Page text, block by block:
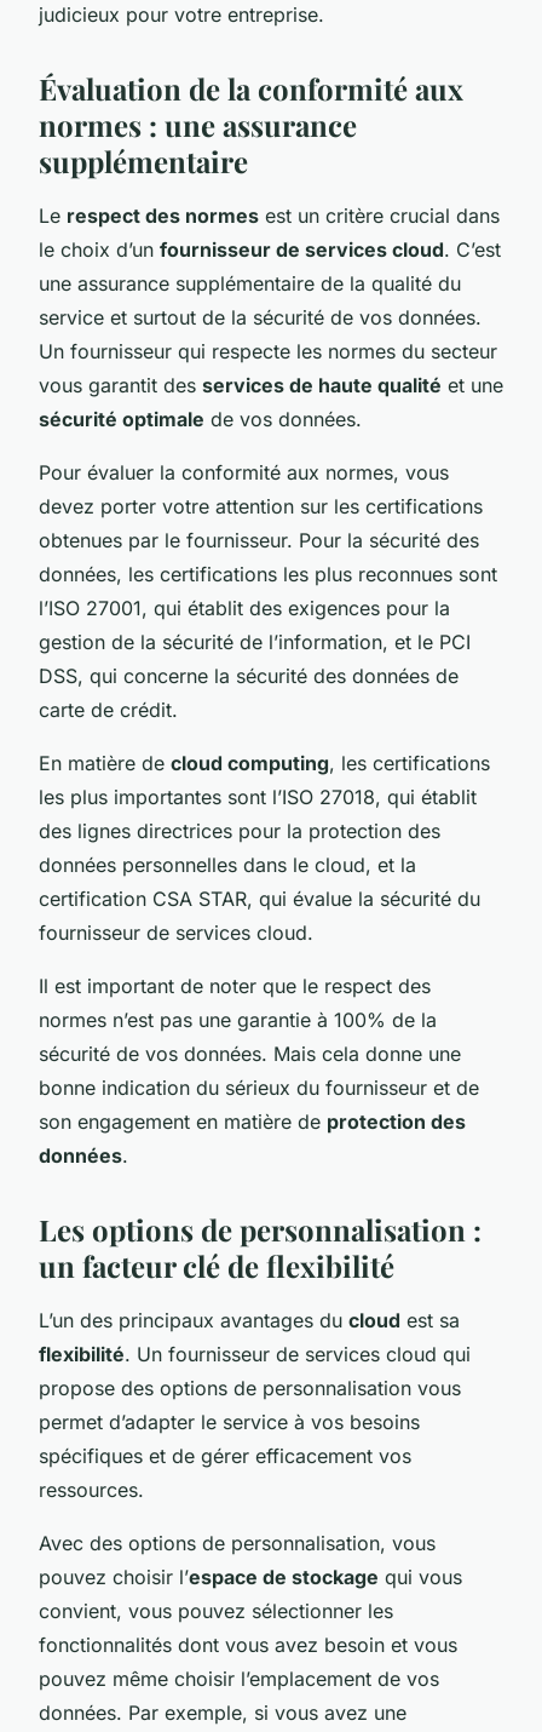
judicieux pour votre entreprise.
Évaluation de la conformité aux
normes : une assurance
supplémentaire
Le respect des normes est un critère crucial dans
le choix d’un fournisseur de services cloud. C’est
une assurance supplémentaire de la qualité du
service et surtout de la sécurité de vos données.
Un fournisseur qui respecte les normes du secteur
vous garantit des services de haute qualité et une
sécurité optimale de vos données.
Pour évaluer la conformité aux normes, vous
devez porter votre attention sur les certifications
obtenues par le fournisseur. Pour la sécurité des
données, les certifications les plus reconnues sont
l’ISO 27001, qui établit des exigences pour la
gestion de la sécurité de l’information, et le PCI
DSS, qui concerne la sécurité des données de
carte de crédit.
En matière de cloud computing, les certifications
les plus importantes sont l’ISO 27018, qui établit
des lignes directrices pour la protection des
données personnelles dans le cloud, et la
certification CSA STAR, qui évalue la sécurité du
fournisseur de services cloud.
Il est important de noter que le respect des
normes n’est pas une garantie à 100% de la
sécurité de vos données. Mais cela donne une
bonne indication du sérieux du fournisseur et de
son engagement en matière de protection des
données.
Les options de personnalisation :
un facteur clé de flexibilité
L’un des principaux avantages du cloud est sa
flexibilité. Un fournisseur de services cloud qui
propose des options de personnalisation vous
permet d’adapter le service à vos besoins
spécifiques et de gérer efficacement vos
ressources.
Avec des options de personnalisation, vous
pouvez choisir l’espace de stockage qui vous
convient, vous pouvez sélectionner les
fonctionnalités dont vous avez besoin et vous
pouvez même choisir l’emplacement de vos
données. Par exemple, si vous avez une